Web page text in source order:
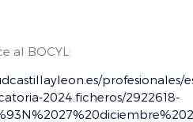
al BOCYL:
2024.ficheros/2922618-